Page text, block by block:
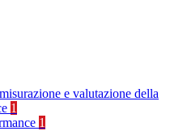
e valutazione della
1
1